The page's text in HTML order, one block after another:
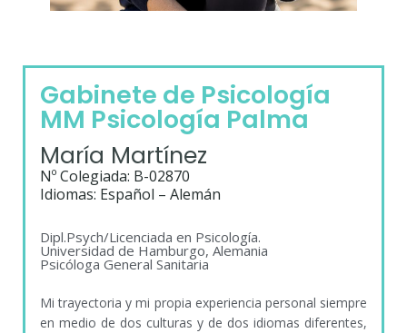
Gabinete de Psicología
MM Psicología Palma
María Martínez
Nº Colegiada: B-02870
Idiomas: Español – Alemán
Dipl.Psych/Licenciada en Psicología.
Universidad de Hamburgo, Alemania
Psicóloga General Sanitaria
Mi trayectoria y mi propia experiencia personal siempre
en medio de dos culturas y de dos idiomas diferentes,